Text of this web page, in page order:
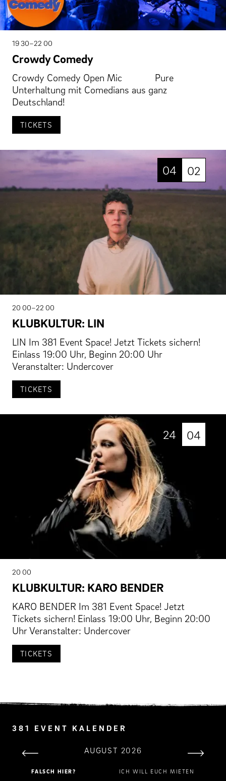
19 30–22 00
Crowdy Comedy
Crowdy Comedy Open Mic Pure
Unterhaltung mit Comedians aus ganz
Deutschland!
TICKETS
04 02
20 00–22 00
KLUBKULTUR: LIN
LIN Im 381 Event Space! Jetzt Tickets sichern!
Einlass 19:00 Uhr, Beginn 20:00 Uhr
Veranstalter: Undercover
TICKETS
24 04
20 00
KLUBKULTUR: KARO BENDER
KARO BENDER Im 381 Event Space! Jetzt
Tickets sichern! Einlass 19:00 Uhr, Beginn 20:00
Uhr Veranstalter: Undercover
TICKETS
381 EVENT KALENDER
AUGUST 2026
MO DI FR SA
FALSCH HIER? ICH WILL EUCH MIETEN